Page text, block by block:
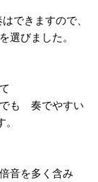
できますので、
選びました。
も 奏でやすい
音を多く含み